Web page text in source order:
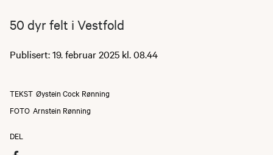
50 dyr felt i Vestfold
Publisert: 19. februar 2025 kl. 08.44
TEKST Øystein Cock Rønning
FOTO Arnstein Rønning
DEL